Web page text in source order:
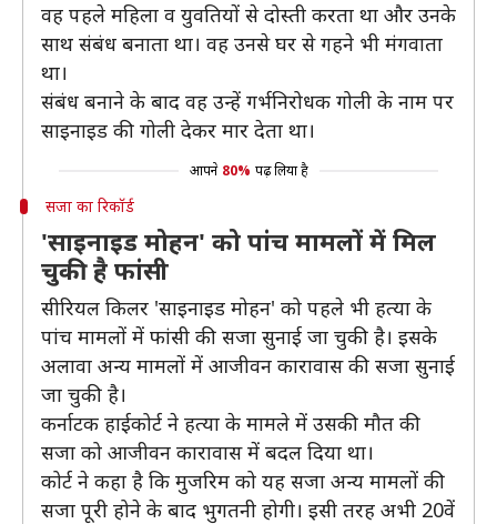
वह पहले महिला व युवतियों से दोस्ती करता था और उनके
साथ संबंध बनाता था। वह उनसे घर से गहने भी मंगवाता
था।
संबंध बनाने के बाद वह उन्हें गर्भनिरोधक गोली के नाम पर
साइनाइड की गोली देकर मार देता था।
आपने 80% पढ़ लिया है
सजा का रिकॉर्ड
'साइनाइड मोहन' को पांच मामलों में मिल
चुकी है फांसी
सीरियल किलर 'साइनाइड मोहन' को पहले भी हत्या के
पांच मामलों में फांसी की सजा सुनाई जा चुकी है। इसके
अलावा अन्य मामलों में आजीवन कारावास की सजा सुनाई
जा चुकी है।
कर्नाटक हाईकोर्ट ने हत्या के मामले में उसकी मौत की
सजा को आजीवन कारावास में बदल दिया था।
कोर्ट ने कहा है कि मुजरिम को यह सजा अन्य मामलों की
सजा पूरी होने के बाद भुगतनी होगी। इसी तरह अभी 20वें